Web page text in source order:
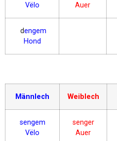
Vëlo
Auer
dengem
Hond
Männlech Weiblech
sengem
Vëlo
senger
Auer